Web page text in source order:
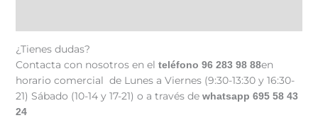
¿Tienes dudas?
Contacta con nosotros en el teléfono 96 283 98 88en
horario comercial de Lunes a Viernes (9:30-13:30 y 16:30-
21) Sábado (10-14 y 17-21) o a través de whatsapp 695 58 43
24